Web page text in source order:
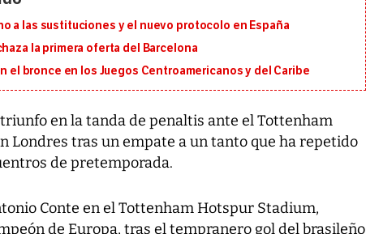
a las sustituciones y el nuevo protocolo en España
la primera oferta del Barcelona
el bronce en los Juegos Centroamericanos y del Caribe
en la tanda de penaltis ante el Tottenham
Londres tras un empate a un tanto que ha repetido
de pretemporada.
Conte en el Tottenham Hotspur Stadium,
de Europa, tras el tempranero gol del brasileño